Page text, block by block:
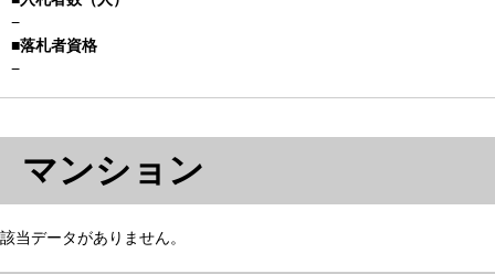
−
−
マンション
該当データがありません。